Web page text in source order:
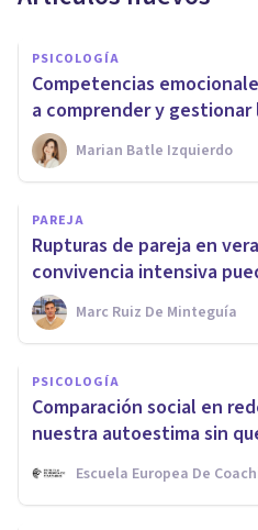
PSICOLOGÍA
Competencias
a comprender y gestionar
Marian Batle Izquierdo
PAREJA
Rupturas de pareja en
convivencia intensiva
Marc Ruiz De Minteguía
PSICOLOGÍA
Comparación social en
nuestra autoestima sin
Escuela Europea De